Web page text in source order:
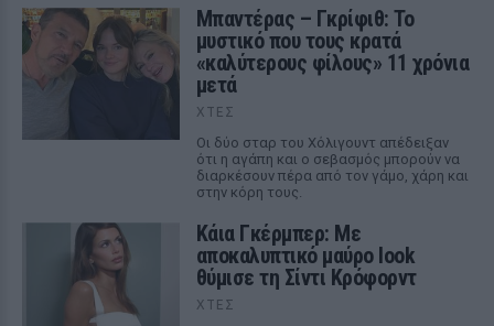
Μπαντέρας – Γκρίφιθ: Το
μυστικό που τους κρατά
«καλύτερους φίλους» 11 χρόνια
μετά
ΧΤΕΣ
Οι δύο σταρ του Χόλιγουντ απέδειξαν
ότι η αγάπη και ο σεβασμός μπορούν να
διαρκέσουν πέρα από τον γάμο, χάρη και
στην κόρη τους.
Κάια Γκέρμπερ: Με
αποκαλυπτικό μαύρο look
θύμισε τη Σίντι Κρόφορντ
ΧΤΕΣ